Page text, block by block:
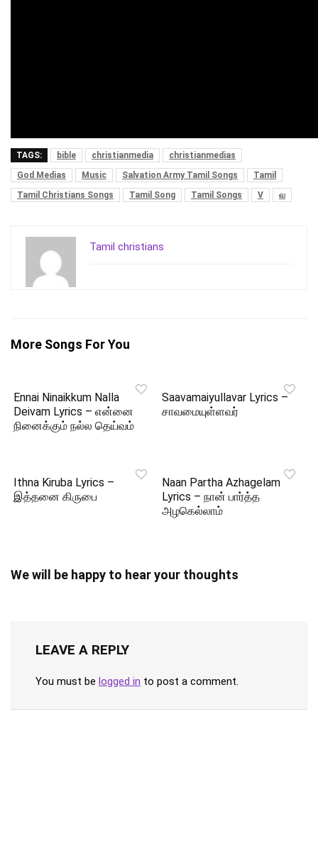
TAGS: bible christianmedia
christianmedias
God Medias
Music Salvation Army Tamil Songs
Tamil
Tamil Christians Songs
Tamil Song Tamil Songs V வ
Tamil christians
More Songs For You
Ennai Ninaikkum Nalla
Deivam Lyrics – என்னை
நினைக்கும் நல்ல தெய்வம்
Saavamaiyullavar Lyrics –
சாவமையுள்ளவர்
Ithna Kiruba Lyrics –
இத்தனை கிருபை
Naan Partha Azhagelam
Lyrics – நான் பார்த்த
அழகெல்லாம்
We will be happy to hear your thoughts
LEAVE A REPLY
You must be logged in to post a comment.